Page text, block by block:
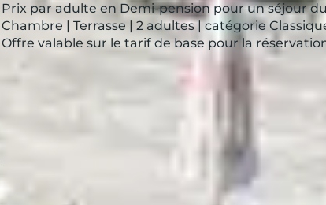
Prix par adulte en Demi-pension pour un séjour du
Chambre | Terrasse | 2 adultes | catégorie
Offre valable sur le tarif de base pour la